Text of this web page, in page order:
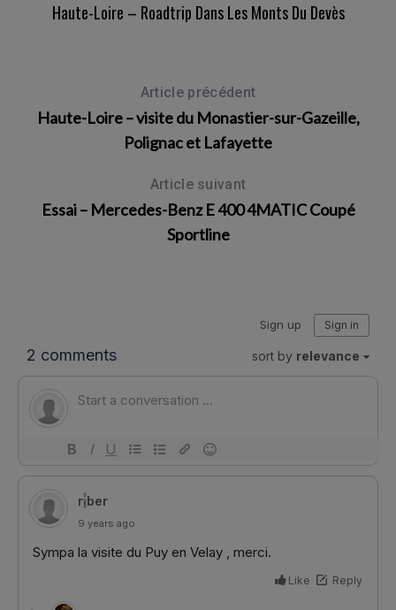
Haute-Loire – Roadtrip Dans Les Monts Du Devès
Article précédent
Haute-Loire – visite du Monastier-sur-Gazeille,
Polignac et Lafayette
Article suivant
Essai – Mercedes-Benz E 400 4MATIC Coupé
Sportline